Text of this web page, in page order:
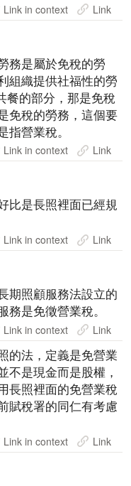
Link in context Link
務是屬於免稅的勞
組織提供社福性的勞
餐的部分，那是免稅
免稅的勞務，這個要
營業稅。
Link in context Link
比是長照裡面已經規
Link in context Link
期照顧服務法設立的
是免徵營業稅。
Link in context Link
的法，定義是免營業
不是現金而是股權，
長照裡面的免營業稅
賦稅署的同仁有考慮
Link in context Link